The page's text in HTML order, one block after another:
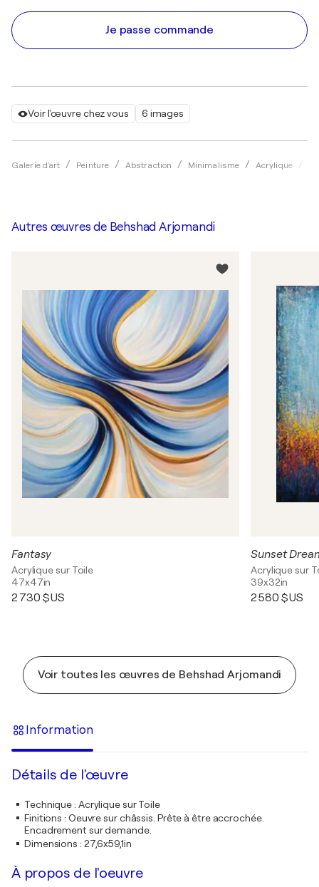
Voir l'œuvre chez vous 6 images
Galerie d'art Peinture Abstraction Minimalisme Acrylique
Je passe commande
Autres œuvres de Behshad Arjomandi
Fantasy
Acrylique sur Toile
47x47in
2 730 $US
Sunset
Acrylique sur
39x32in
2 580 $US
Voir toutes les œuvres de Behshad Arjomandi
Information
Détails de l'œuvre
Technique: Acrylique sur Toile
Finitions : Oeuvre sur châssis. Prête à être accrochée.
Encadrement sur demande.
Dimensions : 27,6x59,1in
À propos de l'oeuvre